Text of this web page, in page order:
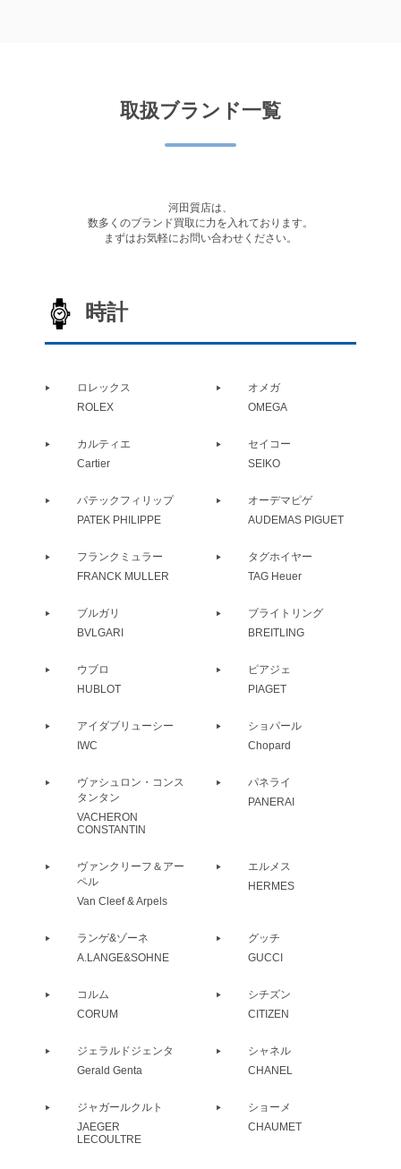
取扱ブランド一覧
河田質店は、
数多くのブランド買取に力を入れております。
まずはお気軽にお問い合わせください。
時計
ロレックス
ROLEX
オメガ
OMEGA
カルティエ
Cartier
セイコー
SEIKO
パテックフィリップ
PATEK PHILIPPE
オーデマピゲ
AUDEMAS PIGUET
フランクミュラー
FRANCK MULLER
タグホイヤー
TAG Heuer
ブルガリ
BVLGARI
ブライトリング
BREITLING
ウブロ
HUBLOT
ピアジェ
PIAGET
アイダブリューシー
IWC
ショパール
Chopard
ヴァシュロン・コンス
タンタン
VACHERON
CONSTANTIN
パネライ
PANERAI
ヴァンクリーフ＆アー
ペル
Van Cleef & Arpels
エルメス
HERMES
ランゲ&ゾーネ
A.LANGE&SOHNE
グッチ
GUCCI
コルム
CORUM
シチズン
CITIZEN
ジェラルドジェンタ
Gerald Genta
シャネル
CHANEL
ジャガールクルト
JAEGER
LECOULTRE
ショーメ
CHAUMET